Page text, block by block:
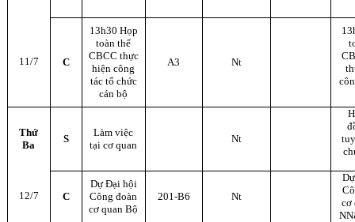
11/7 C
13h30 Họp
toàn thể
CBCC thực
hiện công
tác tổ chức
cán bộ
A3 Nt
Thứ
Ba
S
Làm việc
tại cơ quan
Nt
12/7 C
Dự Đại hội
Công đoàn
cơ quan Bộ
201-B6 Nt
cơ